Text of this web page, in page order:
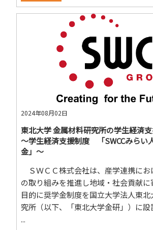
2024年08月02日
東北大学 金属材料研究所の学生経済
～学生経済支援制度 「SWCCみらい
金」～
ＳＷＣＣ株式会社は、産学連携にお
の取り組みを推進し地域・社会貢献に
目的に奨学金制度を国立大学法人東
究所（以下、「東北大学金研」）に
...